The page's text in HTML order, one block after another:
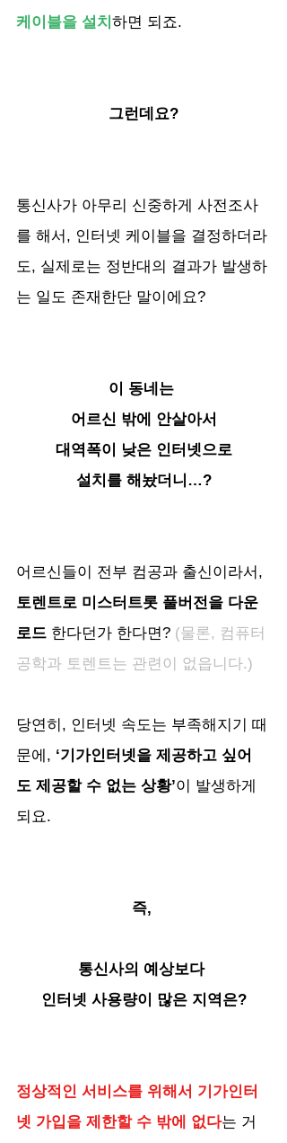
케이블을 설치 하면 되죠.
그런데요?
통신사가 아무리 신중하게 사전조사
를 해서, 인터넷 케이블을 결정하더라
도, 실제로는 정반대의 결과가 발생하
는 일도 존재한단 말이에요?
이 동네는
어르신 밖에 안살아서
대역폭이 낮은 인터넷으로
설치를 해놨더니…?
어르신들이 전부 컴공과 출신이라서,
토렌트로 미스터트롯 풀버전을 다운
로드 한다던가 한다면? (물론, 컴퓨터
공학과 토렌트는 관련이 없읍니다.)
당연히, 인터넷 속도는 부족해지기 때
문에, ‘기가인터넷을 제공하고 싶어
도 제공할 수 없는 상황’이 발생하게
되요.
즉,
통신사의 예상보다
인터넷 사용량이 많은 지역은?
정상적인 서비스를 위해서 기가인터
넷 가입을 제한할 수 밖에 없다는 거